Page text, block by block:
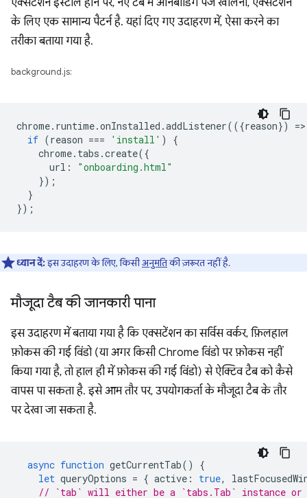
एक्सटेंशन इंस्टॉल होने पर, नए टैब में ऑनबोर्डिंग पेज खोलना, एक्सटेंशन
के लिए एक सामान्य पैटर्न है. यहां दिए गए उदाहरण में, ऐसा करने का
तरीका बताया गया है.
background.js:
chrome. runtime.onInstalled .addListener(({reason}) =>
if (reason === 'install' )
{
chrome. tabs .create({
url :
"onboarding.html"
});
}
});
ध्यान दें:इस उदाहरण के लिए, किसीअनुमतिकी ज़रूरत नहीं है.
मौजूदा टैब की जानकारी पाना
इस उदाहरण में बताया गया है कि एक्सटेंशन का सर्विस वर्कर, फ़िलहाल
फ़ोकस की गई विंडो (या अगर किसी Chrome विंडो पर फ़ोकस नहीं
किया गया है, तो हाल ही में फ़ोकस की गई विंडो) से ऐक्टिव टैब को कैसे
वापस पा सकता है. इसे आम तौर पर, उपयोगकर्ता के मौजूदा टैब के तौर
पर देखा जा सकता है.
async function getCurrentTab()
{
let queryOptions = { active : true,
// `tab` will either be a `tabs.Tab` instance or